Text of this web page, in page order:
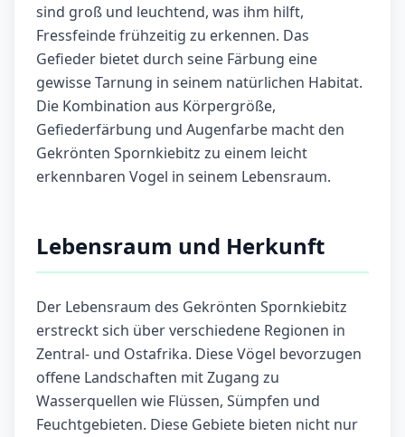
sind groß und leuchtend, was ihm hilft,
Fressfeinde frühzeitig zu erkennen. Das
Gefieder bietet durch seine Färbung eine
gewisse Tarnung in seinem natürlichen Habitat.
Die Kombination aus Körpergröße,
Gefiederfärbung und Augenfarbe macht den
Gekrönten Spornkiebitz zu einem leicht
erkennbaren Vogel in seinem Lebensraum.
Lebensraum und Herkunft
Der Lebensraum des Gekrönten Spornkiebitz
erstreckt sich über verschiedene Regionen in
Zentral- und Ostafrika. Diese Vögel bevorzugen
offene Landschaften mit Zugang zu
Wasserquellen wie Flüssen, Sümpfen und
Feuchtgebieten. Diese Gebiete bieten nicht nur